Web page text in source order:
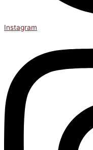
Instagram